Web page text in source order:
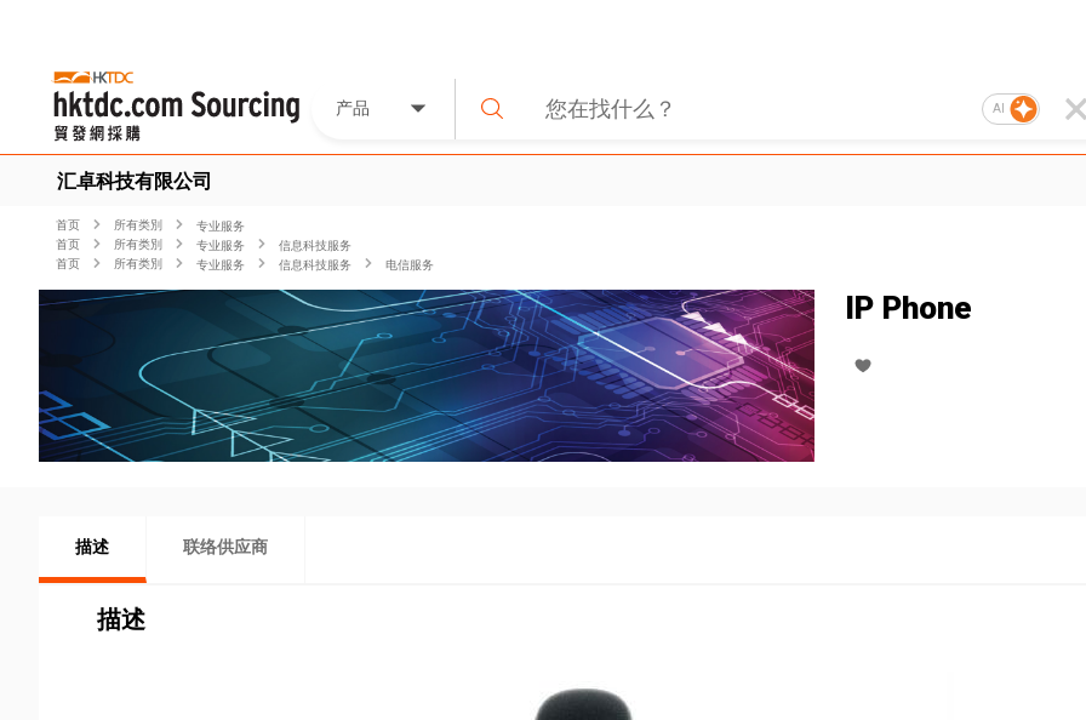
产品 AI
汇卓科技有限公司
首页 所有类別
专业服务
首页
所有类別 专业服务
信息科技服务
首页
所有类別 专业服务 信息科技服务 电信服务
IP Phone
描述 联络供应商
描述